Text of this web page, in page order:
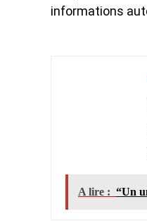
informations
A lire : “Un